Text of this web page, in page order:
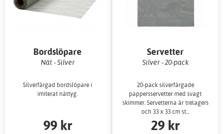
Bordslöpare
Nät - Silver
Silverfärgad bordslöpare i
imiterat nättyg.
99 kr
Servetter
Silver - 20-pack
20-pack silverfärgade
pappersservetter med svagt
skimmer. Servetterna är trelagers
och 33 x 33 cm st...
29 kr